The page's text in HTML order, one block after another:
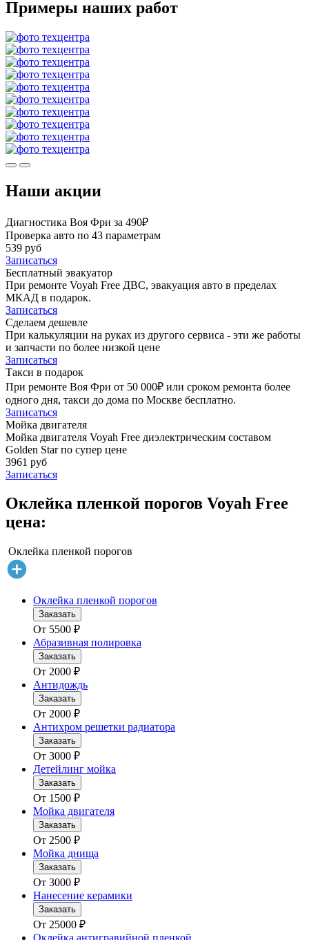
Примеры наших работ
Наши акции
Диагностика Воя Фри за 490₽
Проверка авто по 43 параметрам
539 руб
Записаться
Бесплатный эвакуатор
При ремонте Voyah Free ДВС, эвакуация авто в пределах
МКАД в подарок.
Записаться
Сделаем дешевле
При калькуляции на руках из другого сервиса - эти же работы
и запчасти по более низкой цене
Записаться
Такси в подарок
При ремонте Воя Фри от 50 000₽ или сроком ремонта более
одного дня, такси до дома по Москве бесплатно.
Записаться
Мойка двигателя
Мойка двигателя Voyah Free диэлектрическим составом
Golden Star по супер цене
3961 руб
Записаться
Оклейка пленкой порогов Voyah Free
цена:
Оклейка пленкой порогов
Оклейка пленкой порогов
Заказать
От 5500 ₽
Абразивная полировка
Заказать
От 2000 ₽
Антидождь
Заказать
От 2000 ₽
Антихром решетки радиатора
Заказать
От 3000 ₽
Детейлинг мойка
Заказать
От 1500 ₽
Мойка двигателя
Заказать
От 2500 ₽
Мойка днища
Заказать
От 3000 ₽
Нанесение керамики
Заказать
От 25000 ₽